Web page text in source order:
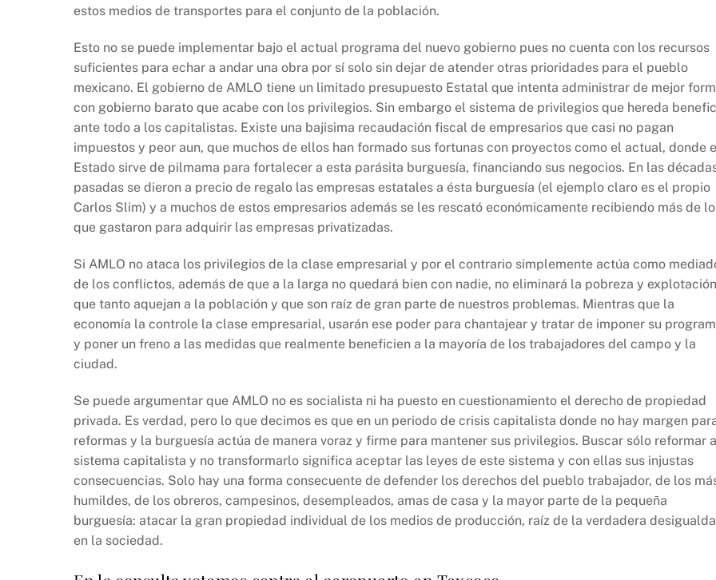
estos medios de transportes para el conjunto de la población.
Esto no se puede implementar bajo el actual programa del nuevo gobierno pues no cuenta con los recursos
suficientes para echar a andar una obra por sí solo sin dejar de atender otras prioridades para el pueblo
mexicano. El gobierno de AMLO tiene un limitado presupuesto Estatal que intenta administrar de mejor
con gobierno barato que acabe con los privilegios. Sin embargo el sistema de privilegios que hereda
ante todo a los capitalistas. Existe una bajisima recaudación fiscal de empresarios que casi no pagan
impuestos y peor aun, que muchos de ellos han formado sus fortunas con proyectos como el actual, donde
Estado sirve de pilmama para fortalecer a esta parásita burguesía, financiando sus negocios. En las
pasadas se dieron a precio de regalo las empresas estatales a ésta burguesía (el ejemplo claro es el propio
Carlos Slim) y a muchos de estos empresarios además se les rescató económicamente recibiendo más de lo
que gastaron para adquirir las empresas privatizadas.
Si AMLO no ataca los privilegios de la clase empresarial y por el contrario simplemente actúa como
de los conflictos, además de que a la larga no quedará bien con nadie, no eliminará la pobreza y explotación
que tanto aquejan a la población y que son raíz de gran parte de nuestros problemas. Mientras que la
economía la controle la clase empresarial, usarán ese poder para chantajear y tratar de imponer su
y poner un freno a las medidas que realmente beneficien a la mayoría de los trabajadores del campo y la
ciudad.
Se puede argumentar que AMLO no es socialista ni ha puesto en cuestionamiento el derecho de propiedad
privada. Es verdad, pero lo que decimos es que en un periodo de crisis capitalista donde no hay margen
reformas y la burguesía actúa de manera voraz y firme para mantener sus privilegios. Buscar sólo reformar
sistema capitalista y no transformarlo significa aceptar las leyes de este sistema y con ellas sus injustas
consecuencias. Solo hay una forma consecuente de defender los derechos del pueblo trabajador, de los
humildes, de los obreros, campesinos, desempleados, amas de casa y la mayor parte de la pequeña
burguesía: atacar la gran propiedad individual de los medios de producción, raíz de la verdadera
en la sociedad.